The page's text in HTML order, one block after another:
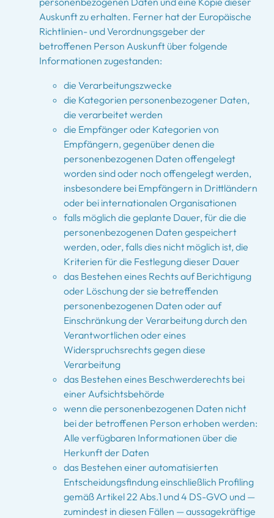
Auskunft zu erhalten. Ferner hat der Europäische
Richtlinien- und Verordnungsgeber der
betroffenen Person Auskunft über folgende
Informationen zugestanden:
die Verarbeitungszwecke
die Kategorien personenbezogener Daten,
die verarbeitet werden
die Empfänger oder Kategorien von
Empfängern, gegenüber denen die
personenbezogenen Daten offengelegt
worden sind oder noch offengelegt werden,
insbesondere bei Empfängern in Drittländern
oder bei internationalen Organisationen
falls möglich die geplante Dauer, für die die
personenbezogenen Daten gespeichert
werden, oder, falls dies nicht möglich ist, die
Kriterien für die Festlegung dieser Dauer
das Bestehen eines Rechts auf Berichtigung
oder Löschung der sie betreffenden
personenbezogenen Daten oder auf
Einschränkung der Verarbeitung durch den
Verantwortlichen oder eines
Widerspruchsrechts gegen diese
Verarbeitung
das Bestehen eines Beschwerderechts bei
einer Aufsichtsbehörde
wenn die personenbezogenen Daten nicht
bei der betroffenen Person erhoben werden:
Alle verfügbaren Informationen über die
Herkunft der Daten
das Bestehen einer automatisierten
Entscheidungsfindung einschließlich Profiling
gemäß Artikel 22 Abs.1 und 4 DS-GVO und —
zumindest in diesen Fällen — aussagekräftige